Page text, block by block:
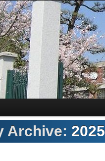
Archive: